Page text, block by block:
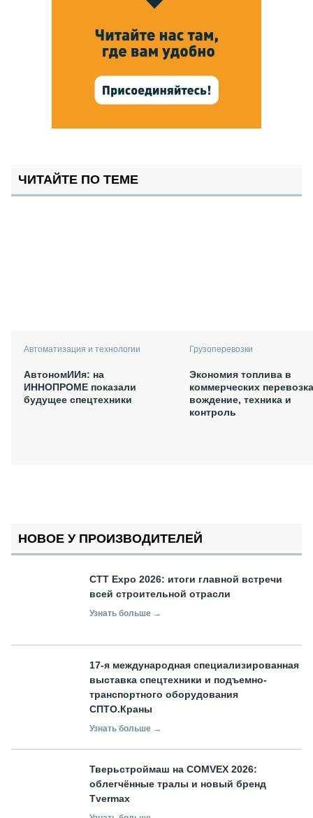
ЧИТАЙТЕ ПО ТЕМЕ
Автоматизация и технологии
АвтономИИя: на
ИННОПРОМЕ показали
будущее спецтехники
Грузоперевозки
Экономия топлива в
коммерческих
вождение, техника и
контроль
НОВОЕ У ПРОИЗВОДИТЕЛЕЙ
СТТ Expo 2026: итоги главной встречи
всей строительной отрасли
Узнать больше →
17-я международная специализированная
выставка спецтехники и подъемно-
транспортного оборудования
СПТО.Краны
Узнать больше →
Тверьстроймаш на COMVEX 2026:
облегчённые тралы и новый бренд
Tvermax